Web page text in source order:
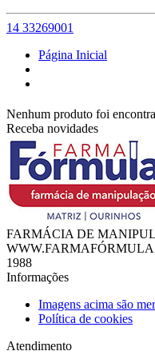
14 33269001
Página Inicial
Nenhum produto foi
Receba novidades
FARMÁCIA DE
1988
Informações
Imagens acima são
Política de cookies
Atendimento